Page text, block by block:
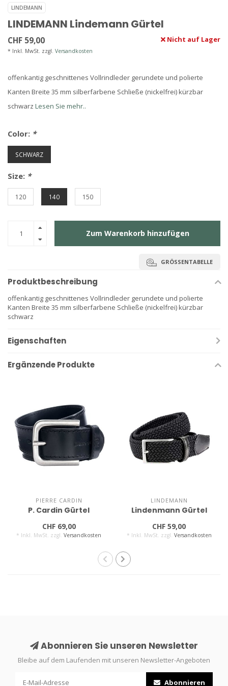
LINDEMANN
LINDEMANN Lindemann Gürtel
CHF 59,00
* Inkl. MwSt. zzgl. Versandkosten
Nicht auf Lager
offenkantig geschnittenes Vollrindleder gerundete und polierte
Kanten Breite 35 mm silberfarbene Schließe (nickelfrei) kürzbar
schwarz Lesen Sie mehr..
Color: *
SCHWARZ
Size: *
120 140 150
Zum Warenkorb hinzufügen
GRÖSSENTABELLE
Produktbeschreibung
offenkantig geschnittenes Vollrindleder gerundete und polierte
Kanten Breite 35 mm silberfarbene Schließe (nickelfrei) kürzbar
schwarz
Eigenschaften
Ergänzende Produkte
PIERRE CARDIN
P. Cardin Gürtel
CHF 69,00
* Inkl. MwSt. zzgl.Versandkosten
LINDEMANN
Lindenmann Gürtel
CHF 59,00
* Inkl. MwSt. zzgl. Versandkosten
Abonnieren Sie unseren Newsletter
Bleibe auf dem Laufenden mit unseren Newsletter-Angeboten
Abonnieren